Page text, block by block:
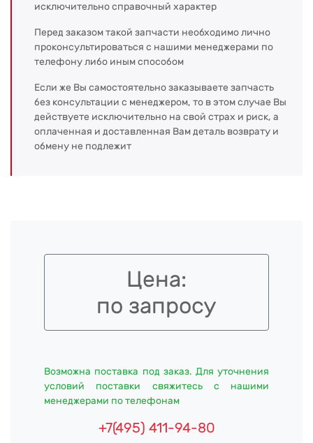
исключительно справочный характер
Перед заказом такой запчасти необходимо лично
проконсультироваться с нашими менеджерами по
телефону либо иным способом
Если же Вы самостоятельно заказываете запчасть
без консультации с менеджером, то в этом случае Вы
действуете исключительно на свой страх и риск, а
оплаченная и доставленная Вам деталь возврату и
обмену не подлежит
Цена:
по запросу
Возможна поставка под заказ. Для уточнения
условий поставки свяжитесь с нашими
менеджерами по телефонам
+7(495) 411-94-80